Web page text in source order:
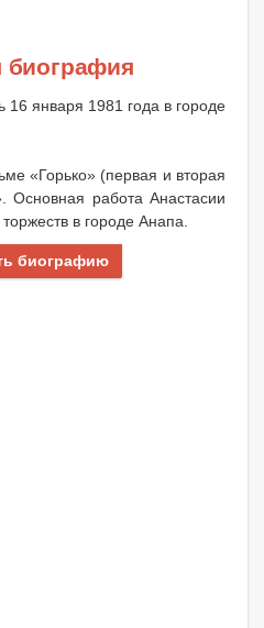
биография
16 января 1981 года в городе
«Горько» (первая и вторая
Основная работа Анастасии
в городе Анапа.
биографию